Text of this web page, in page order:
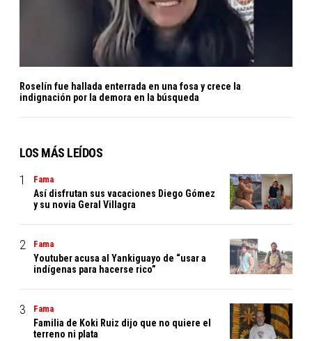
Roselín fue hallada enterrada en una fosa y crece la
indignación por la demora en la búsqueda
LOS MÁS LEÍDOS
Fama
Así disfrutan sus vacaciones Diego Gómez
y su novia Geral Villagra
Fama
Youtuber acusa al Yankiguayo de “usar a
indígenas para hacerse rico”
Fama
Familia de Koki Ruiz dijo que no quiere el
terreno ni plata